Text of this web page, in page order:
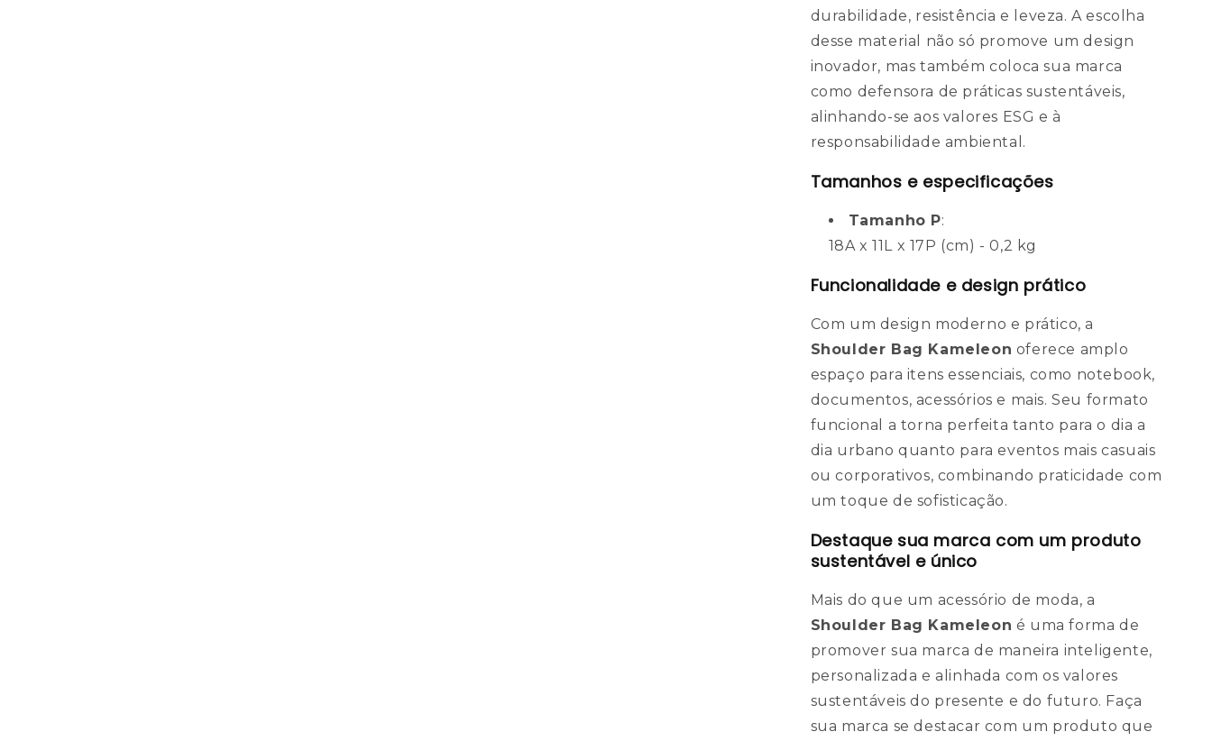
durabilidade, resistência e leveza. A escolha
desse material não só promove um design
inovador, mas também coloca sua marca
como defensora de práticas sustentáveis,
alinhando-se aos valores ESG e à
responsabilidade ambiental.
Tamanhos e especificações
Tamanho P:
18A x 11L x 17P (cm) - 0,2 kg
Funcionalidade e design prático
Com um design moderno e prático, a
Shoulder Bag Kameleon oferece amplo
espaço para itens essenciais, como notebook,
documentos, acessórios e mais. Seu formato
funcional a torna perfeita tanto para o dia a
dia urbano quanto para eventos mais casuais
ou corporativos, combinando praticidade com
um toque de sofisticação.
Destaque sua marca com um produto
sustentável e único
Mais do que um acessório de moda, a
Shoulder Bag Kameleon é uma forma de
promover sua marca de maneira inteligente,
personalizada e alinhada com os valores
sustentáveis do presente e do futuro. Faça
sua marca se destacar com um produto que